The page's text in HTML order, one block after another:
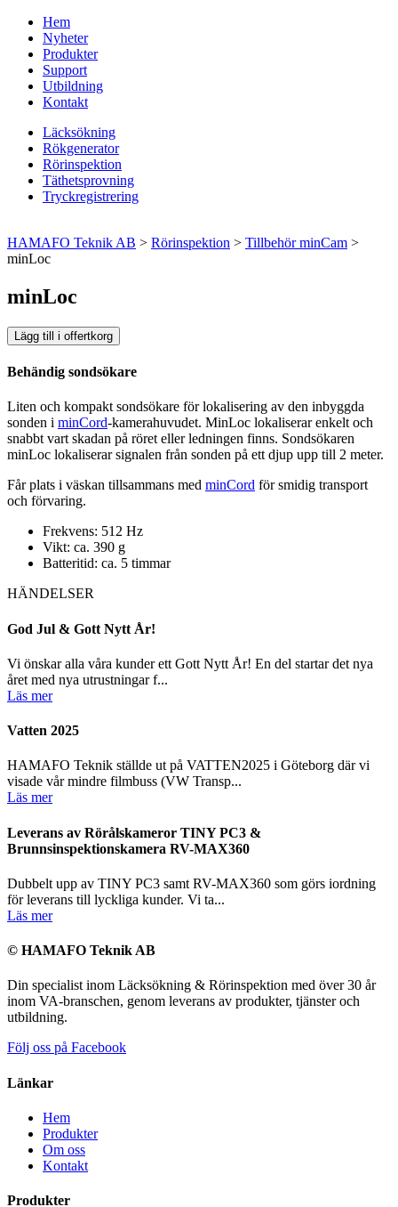
Hem
Nyheter
Produkter
Support
Utbildning
Kontakt
Läcksökning
Rökgenerator
Rörinspektion
Täthetsprovning
Tryckregistrering
HAMAFO Teknik AB > Rörinspektion > Tillbehör minCam >
minLoc
minLoc
Lägg till i offertkorg
Behändig sondsökare
Liten och kompakt sondsökare för lokalisering av den inbyggda
sonden i minCord-kamerahuvudet. MinLoc lokaliserar enkelt och
snabbt vart skadan på röret eller ledningen finns. Sondsökaren
minLoc lokaliserar signalen från sonden på ett djup upp till 2 meter.
Får plats i väskan tillsammans med minCord för smidig transport
och förvaring.
Frekvens: 512 Hz
Vikt: ca. 390 g
Batteritid: ca. 5 timmar
HÄNDELSER
God Jul & Gott Nytt År!
Vi önskar alla våra kunder ett Gott Nytt År! En del startar det nya
året med nya utrustningar f...
Läs mer
Vatten 2025
HAMAFO Teknik ställde ut på VATTEN2025 i Göteborg där vi
visade vår mindre filmbuss (VW Transp...
Läs mer
Leverans av Rörålskameror TINY PC3 &
Brunnsinspektionskamera RV-MAX360
Dubbelt upp av TINY PC3 samt RV-MAX360 som görs iordning
för leverans till lyckliga kunder. Vi ta...
Läs mer
© HAMAFO Teknik AB
Din specialist inom Läcksökning & Rörinspektion med över 30 år
inom VA-branschen, genom leverans av produkter, tjänster och
utbildning.
Följ oss på Facebook
Länkar
Hem
Produkter
Om oss
Kontakt
Produkter